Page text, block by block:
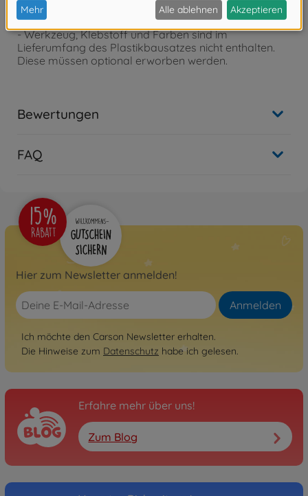
Eine Lackierung der Teile kann nach eigenen
Vorstellungen vorgenommen werden.
- Werkzeug, Klebstoff und Farben sind im
Lieferumfang des Plastikbausatzes nicht enthalten.
Diese müssen optional erworben werden.
Bewertungen
FAQ
Hier zum Newsletter anmelden!
Anmelden
Ich möchte den Carson Newsletter erhalten.
Die Hinweise zum Datenschutz habe ich gelesen.
Erfahre mehr über uns!
Zum Blog